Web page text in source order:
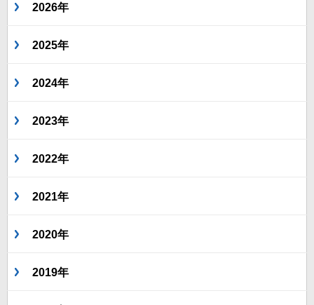
2026年
2025年
2024年
2023年
2022年
2021年
2020年
2019年